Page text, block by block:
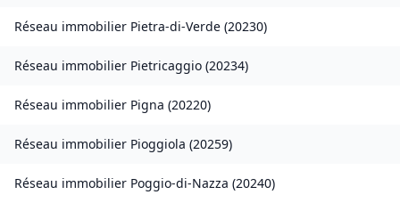
Réseau immobilier Pietra-di-Verde (20230)
Réseau immobilier Pietricaggio (20234)
Réseau immobilier Pigna (20220)
Réseau immobilier Pioggiola (20259)
Réseau immobilier Poggio-di-Nazza (20240)